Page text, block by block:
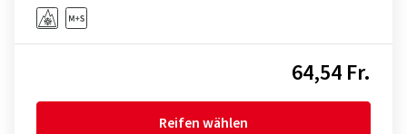
64,54 Fr.
Reifen wählen